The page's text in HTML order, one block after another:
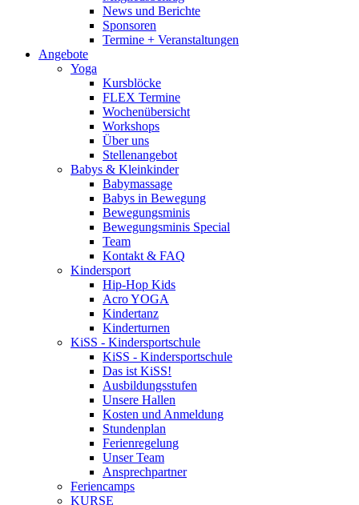
News und Berichte
Sponsoren
Termine + Veranstaltungen
Angebote
Yoga
Kursblöcke
FLEX Termine
Wochenübersicht
Workshops
Über uns
Stellenangebot
Babys & Kleinkinder
Babymassage
Babys in Bewegung
Bewegungsminis
Bewegungsminis Special
Team
Kontakt & FAQ
Kindersport
Hip-Hop Kids
Acro YOGA
Kindertanz
Kinderturnen
KiSS - Kindersportschule
KiSS - Kindersportschule
Das ist KiSS!
Ausbildungsstufen
Unsere Hallen
Kosten und Anmeldung
Stundenplan
Ferienregelung
Unser Team
Ansprechpartner
Feriencamps
KURSE